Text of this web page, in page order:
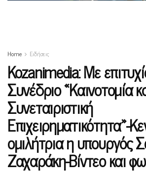
Home Ειδήσεις
Kozanimedia: Mε
Συνέδριο «Καινοτομία
Συνεταιριστική
Επιχειρηματικότητα»-
ομιλήτρια η υπουργός
Ζαχαράκη-Βίντεο και